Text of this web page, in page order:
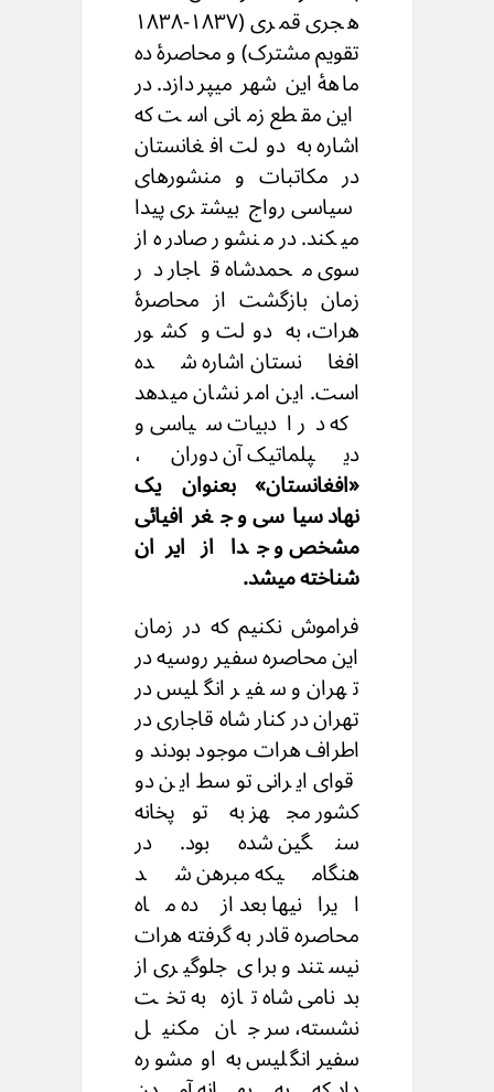
هجری قمری (۱۸۳۷-۱۸۳۸
تقویم مشترک) و محاصرهٔ ده
ماههٔ این شهر میپردازد. در
این مقطع زمانی است که
اشاره به دولت افغانستان
در مکاتبات و منشورهای
سیاسی رواج بیشتری پیدا
میکند. در منشور صادره از
سوی محمدشاه قاجار در
زمان بازگشت از محاصرهٔ
هرات، به دولت و کشور
افغانستان اشاره شده
است. این امر نشان میدهد
که در ادبیات سیاسی و
دیپلماتیک آن دوران،
«افغانستان» بعنوان یک
نهاد سیاسی و جغرافیائی
مشخص و جدا از ایران
شناخته میشد.
فراموش نکنیم که در زمان
این محاصره سفیر روسیه در
تهران و سفیر انگلیس در
تهران در کنار شاه قاجاری در
اطراف هرات موجود بودند و
قوای ایرانی توسط این دو
کشور مجهز به توپخانه
سنگین شده بود. در
هنگامیکه مبرهن شد
ایرانیها بعد از ده ماه
محاصره قادر به گرفته هرات
نیستند و برای جلوگیری از
بدنامی شاه تازه به تخت
نشسته، سر جان مکنیل
سفیر انگلیس به او مشوره